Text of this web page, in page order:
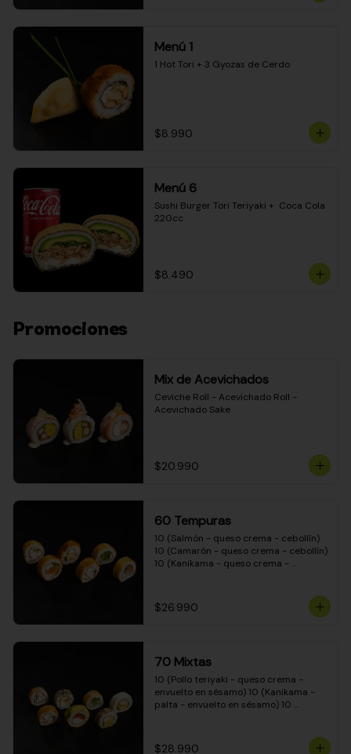
Menú 1
1 Hot Tori + 3 Gyozas de Cerdo
$8.990
Menú 6
Sushi Burger Tori Teriyaki +  Coca Cola
220cc
$8.490
Promociones
Mix de Acevichados
Ceviche Roll - Acevichado Roll -
Acevichado Sake
$20.990
60 Tempuras
10 (Salmón - queso crema - cebollín)
10 (Camarón - queso crema - cebollín)
10 (Kanikama - queso crema -
crema - cebollín) 10 (Carne - queso
crema - cebollín)
$26.990
70 Mixtas
10 (Pollo teriyaki - queso crema -
envuelto en sésamo) 10 (Kanikama -
palta - envuelto en sésamo) 10
- envuelto en queso crema) 10
$28.990